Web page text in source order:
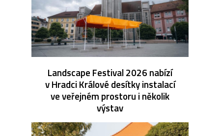
Landscape Festival 2026 nabízí
v Hradci Králové desítky instalací
ve veřejném prostoru i několik
výstav